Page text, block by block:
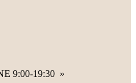
9:00-19:30 »